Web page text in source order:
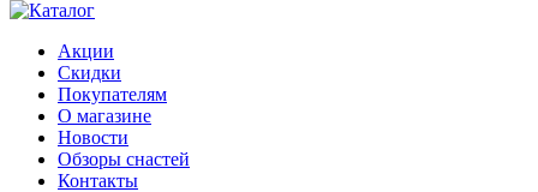
Акции
Скидки
Покупателям
О магазине
Новости
Обзоры снастей
Контакты